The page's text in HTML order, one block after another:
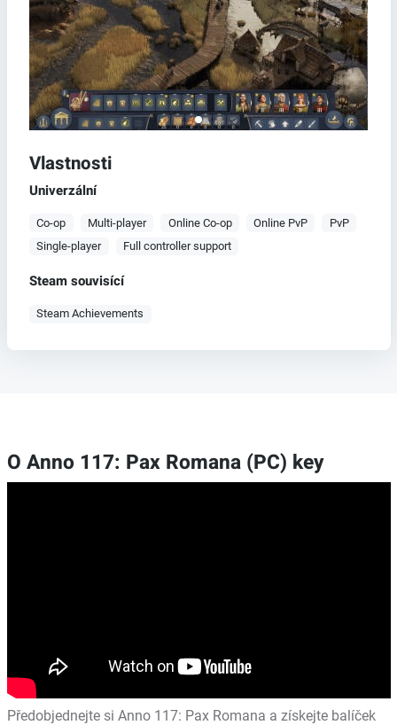
Vlastnosti
Univerzální
Co-op Multi-player Online Co-op Online PvP
PvP
Single-player
Full controller support
Steam souvisící
Steam Achievements
O Anno 117: Pax Romana (PC) key
Předobjednejte si Anno 117: Pax Romana a získejte balíček